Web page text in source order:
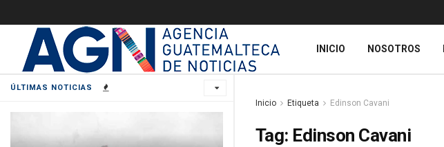
ÚLTIMAS NOTICIAS
INICIO NOSOTROS
Inicio Etiqueta Edinson Cavani
Tag: Edinson Cavani